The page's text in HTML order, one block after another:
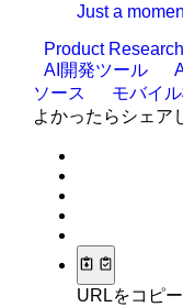
Just a
Product Research
AI開発ツール
ソース
モバイ
よかったらシェア
URLをコピ